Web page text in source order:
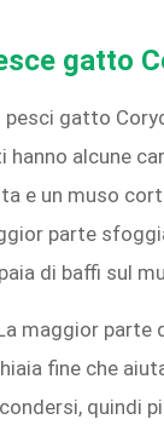
gatto
pesci gatto
hanno alcune
e un muso
parte
di baffi sul
maggior parte
fine che
quindi